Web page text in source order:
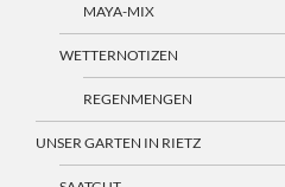
MAYA-MIX
WETTERNOTIZEN
REGENMENGEN
UNSER GARTEN IN RIETZ